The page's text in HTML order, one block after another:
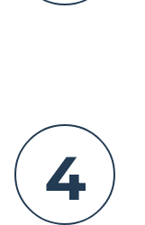
4